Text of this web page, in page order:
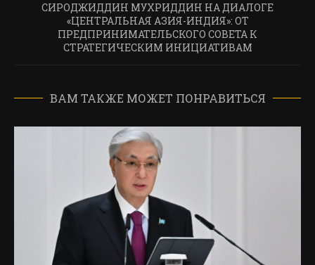
СИРОДЖИДДИН МУХРИДДИН НА ДИАЛОГЕ
«ЦЕНТРАЛЬНАЯ АЗИЯ-ИНДИЯ»: ОТ
ПРЕДПРИНИМАТЕЛЬСКОГО СОВЕТА К
СТРАТЕГИЧЕСКИМ ИНИЦИАТИВАМ
ВАМ ТАКЖЕ МОЖЕТ ПОНРАВИТЬСЯ